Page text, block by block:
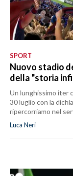
SPORT
Nuovo stadio
della "storia
Un lunghissimo iter
30 luglio con la
ripercorriamo nel
Luca Neri